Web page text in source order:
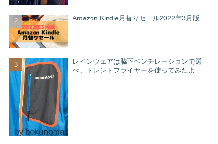
Amazon Kindle月替りセール2022年3月版
レインウェアは脇下ベンチレーションで選
べ。トレントフライヤーを使ってみたよ